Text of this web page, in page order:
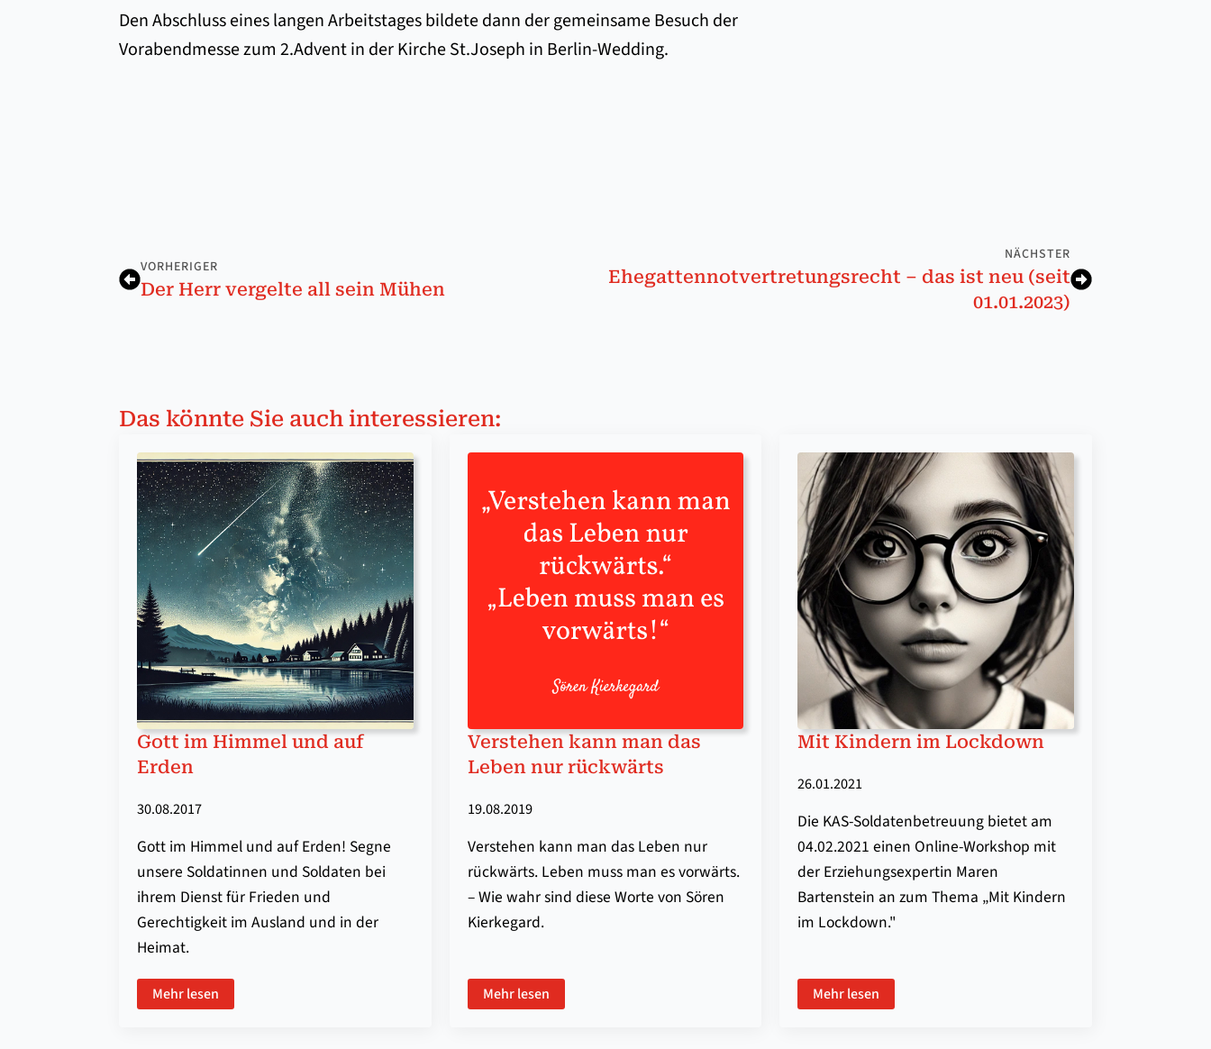
Den Abschluss eines langen Arbeitstages bildete dann der gemeinsame Besuch der
Vorabendmesse zum 2.Advent in der Kirche St.Joseph in Berlin-Wedding.
VORHERIGER
Der Herr vergelte all sein Mühen
NÄCHSTER
Ehegatten­not­ver­tret­ungs­recht – das ist neu (seit
01.01.2023)
Das könnte Sie auch interessieren:
Gott im Himmel und auf
Erden
30.08.2017
Gott im Himmel und auf Erden! Segne
unsere Soldatinnen und Soldaten bei
ihrem Dienst für Frieden und
Gerechtigkeit im Ausland und in der
Heimat.
Mehr lesen
Verstehen kann man das
Leben nur rückwärts
19.08.2019
Verstehen kann man das Leben nur
rückwärts. Leben muss man es vorwärts.
– Wie wahr sind diese Worte von Sören
Kierkegard.
Mehr lesen
Mit Kindern im Lockdown
26.01.2021
Die KAS-Soldatenbetreuung bietet am
04.02.2021 einen Online-Workshop mit
der Erziehungsexpertin Maren
Bartenstein an zum Thema „Mit Kindern
im Lockdown."
Mehr lesen